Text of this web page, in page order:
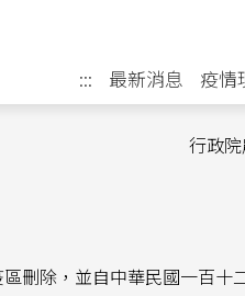
::: 最新消息 疫情
家禽流行性感冒非疫區刪除
疫區刪除，並自中華民國
行政
刪除，並自中華民國一百